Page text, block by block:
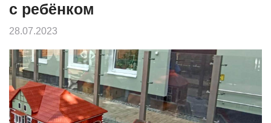
с ребёнком
28.07.2023